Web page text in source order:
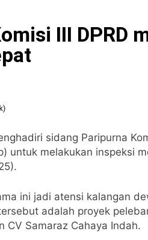
III DPRD
sidang Paripurna
untuk melakukan inspeksi
ini jadi atensi kalangan
adalah proyek
CV Samaraz Cahaya Indah.